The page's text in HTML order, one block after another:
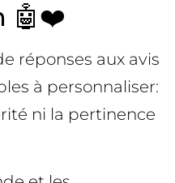
🤖❤️
réponses aux avis
à personnaliser:
ni la pertinence